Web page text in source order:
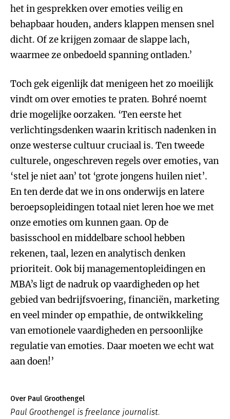
het in gesprekken over emoties veilig en
behapbaar houden, anders klappen mensen snel
dicht. Of ze krijgen zomaar de slappe lach,
waarmee ze onbedoeld spanning ontladen.’
Toch gek eigenlijk dat menigeen het zo moeilijk
vindt om over emoties te praten. Bohré noemt
drie mogelijke oorzaken. ‘Ten eerste het
verlichtingsdenken waarin kritisch nadenken in
onze westerse cultuur cruciaal is. Ten tweede
culturele, ongeschreven regels over emoties, van
‘stel je niet aan’ tot ‘grote jongens huilen niet’.
En ten derde dat we in ons onderwijs en latere
beroepsopleidingen totaal niet leren hoe we met
onze emoties om kunnen gaan. Op de
basisschool en middelbare school hebben
rekenen, taal, lezen en analytisch denken
prioriteit. Ook bij managementopleidingen en
MBA’s ligt de nadruk op vaardigheden op het
gebied van bedrijfsvoering, financiën, marketing
en veel minder op empathie, de ontwikkeling
van emotionele vaardigheden en persoonlijke
regulatie van emoties. Daar moeten we echt wat
aan doen!’
Over Paul Groothengel
Paul Groothengel is freelance journalist.